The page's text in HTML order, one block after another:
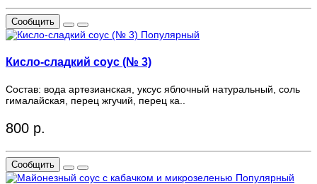
Сообщить
Популярный
Кисло-сладкий соус (№ 3)
Состав: вода артезианская, уксус яблочный натуральный, соль
гималайская, перец жгучий, перец ка..
800 р.
Сообщить
Популярный